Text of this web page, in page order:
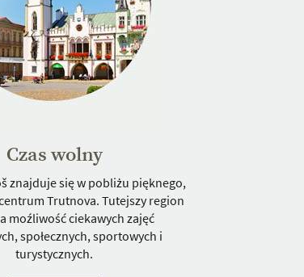
Czas wolny
znajduje się w pobliżu pięknego,
Trutnova. Tutejszy region
moźliwość ciekawych zajęć
społecznych, sportowych i
turystycznych.